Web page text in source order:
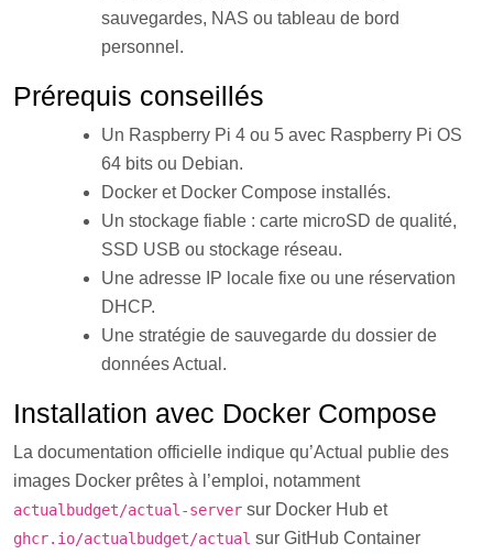
sauvegardes, NAS ou tableau de bord
personnel.
Prérequis conseillés
Un Raspberry Pi 4 ou 5 avec Raspberry Pi OS
64 bits ou Debian.
Docker et Docker Compose installés.
Un stockage fiable : carte microSD de qualité,
SSD USB ou stockage réseau.
Une adresse IP locale fixe ou une réservation
DHCP.
Une stratégie de sauvegarde du dossier de
données Actual.
Installation avec Docker Compose
La documentation officielle indique qu’Actual publie des
images Docker prêtes à l’emploi, notamment
actualbudget/actual-server sur Docker Hub et
ghcr.io/actualbudget/actual sur GitHub Container